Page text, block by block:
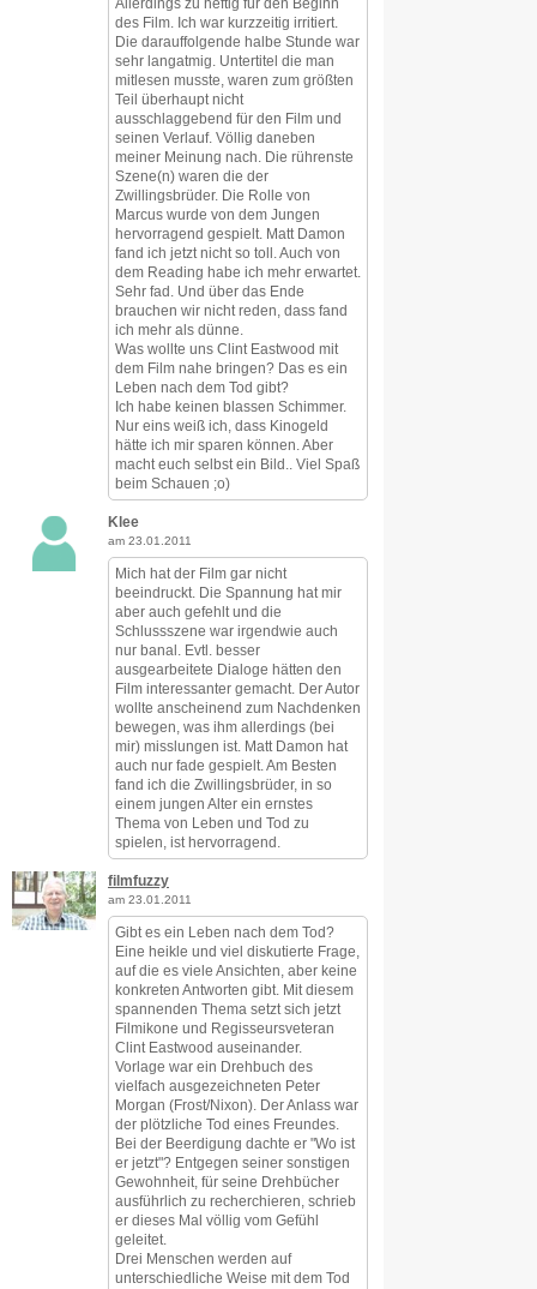
Allerdings zu heftig für den Beginn
des Film. Ich war kurzzeitig irritiert.
Die darauffolgende halbe Stunde war
sehr langatmig. Untertitel die man
mitlesen musste, waren zum größten
Teil überhaupt nicht
ausschlaggebend für den Film und
seinen Verlauf. Völlig daneben
meiner Meinung nach. Die rührenste
Szene(n) waren die der
Zwillingsbrüder. Die Rolle von
Marcus wurde von dem Jungen
hervorragend gespielt. Matt Damon
fand ich jetzt nicht so toll. Auch von
dem Reading habe ich mehr erwartet.
Sehr fad. Und über das Ende
brauchen wir nicht reden, dass fand
ich mehr als dünne.
Was wollte uns Clint Eastwood mit
dem Film nahe bringen? Das es ein
Leben nach dem Tod gibt?
Ich habe keinen blassen Schimmer.
Nur eins weiß ich, dass Kinogeld
hätte ich mir sparen können. Aber
macht euch selbst ein Bild.. Viel Spaß
beim Schauen ;o)
Klee
am 23.01.2011
Mich hat der Film gar nicht
beeindruckt. Die Spannung hat mir
aber auch gefehlt und die
Schlussszene war irgendwie auch
nur banal. Evtl. besser
ausgearbeitete Dialoge hätten den
Film interessanter gemacht. Der Autor
wollte anscheinend zum Nachdenken
bewegen, was ihm allerdings (bei
mir) misslungen ist. Matt Damon hat
auch nur fade gespielt. Am Besten
fand ich die Zwillingsbrüder, in so
einem jungen Alter ein ernstes
Thema von Leben und Tod zu
spielen, ist hervorragend.
filmfuzzy
am 23.01.2011
Gibt es ein Leben nach dem Tod?
Eine heikle und viel diskutierte Frage,
auf die es viele Ansichten, aber keine
konkreten Antworten gibt. Mit diesem
spannenden Thema setzt sich jetzt
Filmikone und Regisseursveteran
Clint Eastwood auseinander.
Vorlage war ein Drehbuch des
vielfach ausgezeichneten Peter
Morgan (Frost/Nixon). Der Anlass war
der plötzliche Tod eines Freundes.
Bei der Beerdigung dachte er "Wo ist
er jetzt"? Entgegen seiner sonstigen
Gewohnheit, für seine Drehbücher
ausführlich zu recherchieren, schrieb
er dieses Mal völlig vom Gefühl
geleitet.
Drei Menschen werden auf
unterschiedliche Weise mit dem Tod